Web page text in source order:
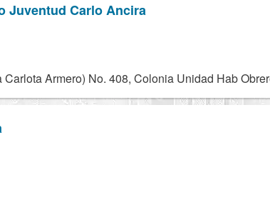
Juventud Carlo Ancira
Armero) No. 408, Colonia Unidad Hab